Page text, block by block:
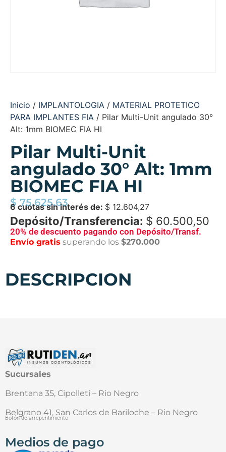
Inicio / IMPLANTOLOGIA / MATERIAL PROTETICO
PARA IMPLANTES FIA / Pilar Multi-Unit angulado 30°
Alt: 1mm BIOMEC FIA HI
Pilar Multi-Unit
angulado 30° Alt: 1mm
BIOMEC FIA HI
$ 75.625,63
6 cuotas sin interés de: $ 12.604,27
Depósito/Transferencia: $ 60.500,50
20% de descuento pagando con Depósito/Transf.
Envío gratis superando los $270.000
DESCRIPCION
Sucursales
Brentana 35, Cipolleti – Rio Negro
Belgrano 41, San Carlos de Bariloche – Rio Negro
Botón de arrepentimiento
Medios de pago